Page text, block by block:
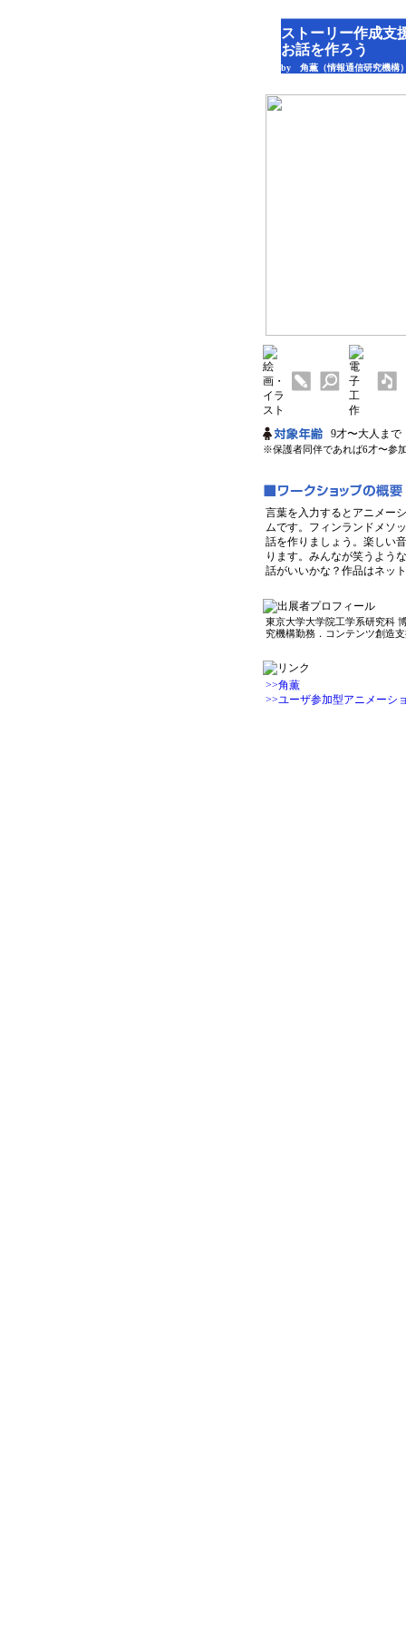
ストーリー作成支
お話を作ろう
by 角薫（情報通信研究機構
9才〜大人まで
※保護者同伴であれば6才〜参
言葉を入力するとアニメー
ムです。フィンランドメソ
話を作りましょう。楽しい
ります。みんなが笑うよう
話がいいかな？作品はネッ
東京大学大学院工学系研究科
究機構勤務．コンテンツ創造
>>角薫
>>ユーザ参加型アニメーシ